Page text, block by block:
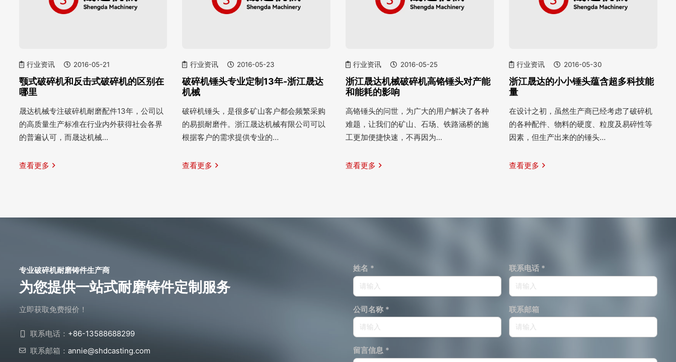
行业资讯 2016-05-21
颚式破碎机和反击式破碎机的区别在
哪里
晟达机械专注破碎机耐磨配件13年，公司以
的高质量生产标准在行业内外获得社会各界
的普遍认可，而晟达机械…
查看更多
行业资讯 2016-05-23
破碎机锤头专业定制13年-浙江晟达
机械
破碎机锤头，是很多矿山客户都会频繁采购
的易损耐磨件。浙江晟达机械有限公司可以
根据客户的需求提供专业的…
查看更多
行业资讯 2016-05-25
浙江晟达机械破碎机高铬锤头对产能
和能耗的影响
高铬锤头的问世，为广大的用户解决了各种
难题，让我们的矿山、石场、铁路涵桥的施
工更加便捷快速，不再因为…
查看更多
行业资讯 2016-05-30
浙江晟达的小小锤头蕴含超多科技能
量
在设计之初，虽然生产商已经考虑了破碎机
的各种配件、物料的硬度、粒度及易碎性等
因素，但生产出来的的锤头…
查看更多
专业破碎机耐磨铸件生产商
为您提供一站式耐磨铸件定制服务
立即获取免费报价！
联系电话： +86-13588688299
联系邮箱： annie@shdcasting.com
姓名 * 联系电话 *
公司名称 * 联系邮箱
留言信息 *